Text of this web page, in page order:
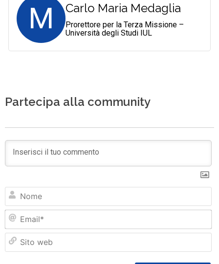
M Carlo Maria Medaglia
Prorettore per la Terza Missione –
Università degli Studi IUL
Partecipa alla community